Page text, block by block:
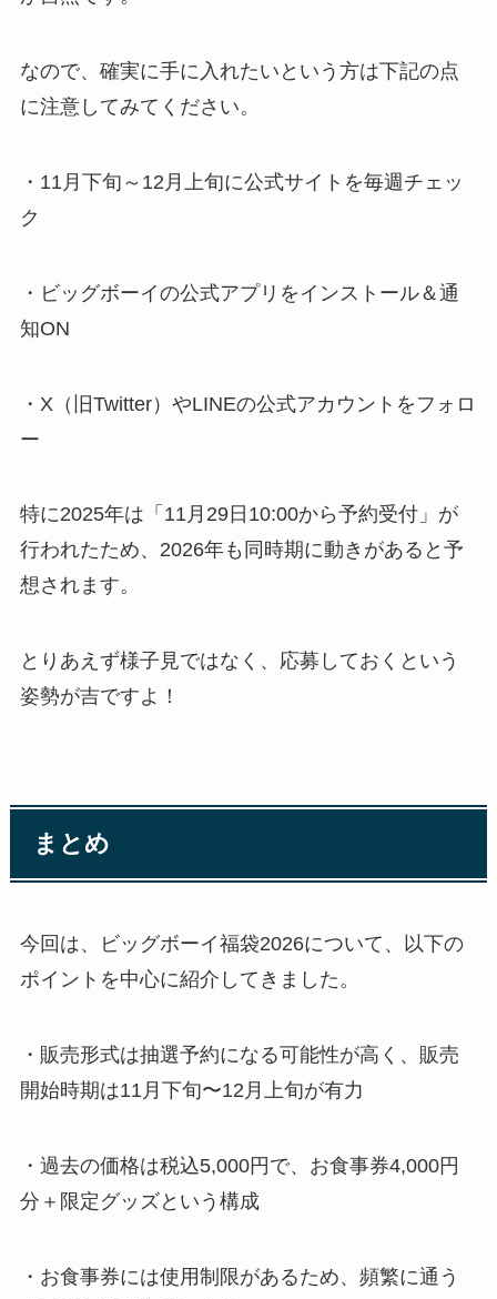
なので、確実に手に入れたいという方は下記の点
に注意してみてください。
・11月下旬～12月上旬に公式サイトを毎週チェッ
ク
・ビッグボーイの公式アプリをインストール＆通
知ON
・X（旧Twitter）やLINEの公式アカウントをフォロ
ー
特に2025年は「11月29日10:00から予約受付」が
行われたため、2026年も同時期に動きがあると予
想されます。
とりあえず様子見ではなく、応募しておくという
姿勢が吉ですよ！
まとめ
今回は、ビッグボーイ福袋2026について、以下の
ポイントを中心に紹介してきました。
・販売形式は抽選予約になる可能性が高く、販売
開始時期は11月下旬〜12月上旬が有力
・過去の価格は税込5,000円で、お食事券4,000円
分＋限定グッズという構成
・お食事券には使用制限があるため、頻繁に通う